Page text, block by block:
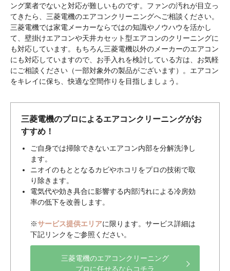
ング業者でないと対応が難しいものです。ファンの汚れが目立っ
てきたら、三菱電機のエアコンクリーニングへご相談ください。
三菱電機では家電メーカーならではの知識やノウハウを活かし
て、壁掛けエアコンや天井カセット型エアコンのクリーニングに
も対応しています。もちろん三菱電機以外のメーカーのエアコン
にも対応していますので、お手入れを検討している方は、お気軽
にご相談ください（一部対象外の製品がございます）。エアコン
をキレイに保ち、快適な空間作りを目指しましょう。
三菱電機のプロによるエアコンクリーニングがお
すすめ！
ご自身では掃除できないエアコン内部を分解洗浄し
ます。
ニオイのもととなるカビやホコリをプロの技術で取
り除きます。
電気代や効き具合に影響する内部汚れによる冷房効
率の低下を改善します。
※サービス提供エリアに限ります。サービス詳細は
下記リンクをご参照ください。
三菱電機のエアコンクリーニング
プロに任せるならコチラ